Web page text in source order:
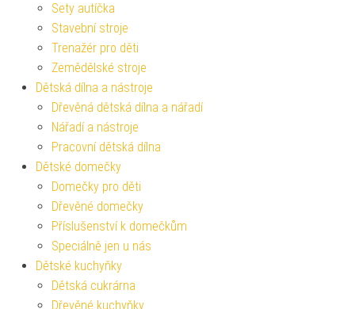
Sety autíčka
Stavební stroje
Trenažér pro děti
Zemědělské stroje
Dětská dílna a nástroje
Dřevěná dětská dílna a nářadí
Nářadí a nástroje
Pracovní dětská dílna
Dětské domečky
Domečky pro děti
Dřevěné domečky
Příslušenství k domečkům
Speciálně jen u nás
Dětské kuchyňky
Dětská cukrárna
Dřevěné kuchyňky